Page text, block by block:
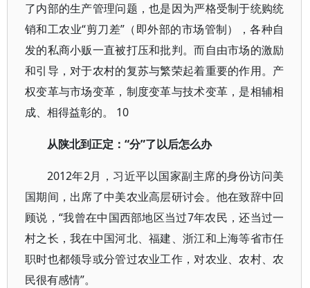
了内部的生产管理问题，也是因为严格受制于统购统
销和工农业“剪刀差”（即外部的市场管制），各种自
发的私商小贩一直被打压和批判。而自由市场的激励
和引导，对于农村的复苏与繁荣起着重要的作用。产
权变革与市场变革，制度变革与技术变革，是相辅相
成、相得益彰的。 10
从陕北到正定：“分”了以后怎么办
2012年2月，习近平以国家副主席的身份访问美
国期间，出席了中美农业高层研讨会。他在致辞中回
顾说，“我曾在中国西部地区当过7年农民，还当过一
村之长，我在中国河北、福建、浙江和上海等省市任
职时也都领导或分管过农业工作，对农业、农村、农
民很有感情”。